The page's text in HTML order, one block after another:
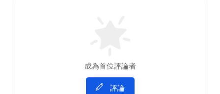
成為首位評論者
評論